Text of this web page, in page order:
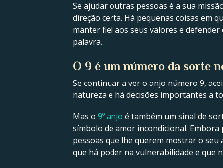
Se ajudar outras pessoas é a sua
direção certa. Há pequenas coisas em
manter fiel aos seus valores e
palavra.
O 9 é um número da sorte
Se continuar a ver o anjo número 9,
natureza e há decisões importantes a
Mas o 9º anjo é também um sinal de
símbolo de amor incondicional.
pessoas que lhe querem mostrar o
que há poder na vulnerabilidade e que